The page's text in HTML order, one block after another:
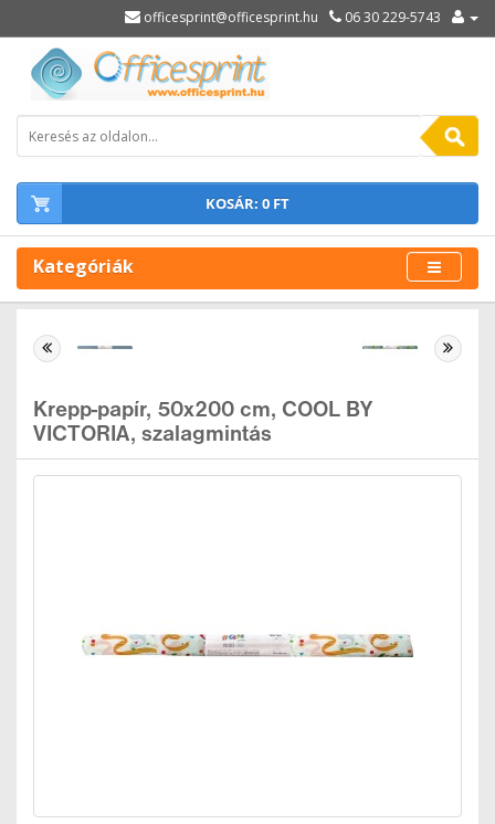
officesprint@officesprint.hu 06 30 229-5743
KOSÁR: 0 FT
Kategóriák
Krepp-papír, 50x200 cm, COOL BY
VICTORIA, szalagmintás